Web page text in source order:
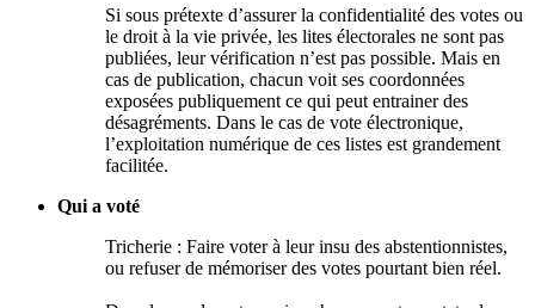
Si sous prétexte d’assurer la confidentialité des votes ou
le droit à la vie privée, les lites électorales ne sont pas
publiées, leur vérification n’est pas possible. Mais en
cas de publication, chacun voit ses coordonnées
exposées publiquement ce qui peut entrainer des
désagréments. Dans le cas de vote électronique,
l’exploitation numérique de ces listes est grandement
facilitée.
Qui a voté
Tricherie : Faire voter à leur insu des abstentionnistes,
ou refuser de mémoriser des votes pourtant bien réel.